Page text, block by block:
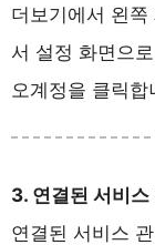
더보기에서 왼
서 설정 화면으
오계정을 클릭합
3. 연결된 서비
연결된 서비스